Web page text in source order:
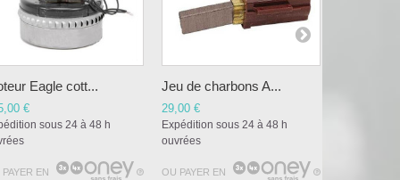
Eagle cott...
€
sous 24 à 48 h
EN
Jeu de charbons A...
29,00 €
Expédition sous 24 à 48 h
ouvrées
OU PAYER EN